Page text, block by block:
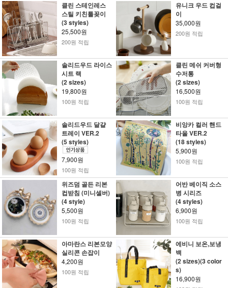
클린 스테인레스
스틸 키친툴꽂이
(3 styles)
25,500원
200원 적립
유니크 우드 컵걸
이
35,000원
200원 적립
솔리드우드 라이스
시트 랙
(2 sizes)
19,800원
100원 적립
클린 메쉬 커버형
수저통
(2 sizes)
16,500원
100원 적립
솔리드우드 달걀
트레이 VER.2
(5 styles)
7,900원
100원 적립
비앙카 컬러 핸드
타올 VER.2
(18 styles)
5,900원
100원 적립
위즈덤 골든 리본
컵받침 (미니셀버)
(4 style)
5,500원
100원 적립
어반 베이직 소스
병 시리즈
(4 styles)
6,900원
100원 적립
아마란스 리본모양
실리콘 손잡이
4,200원
100원 적립
에비니 보온,보냉
백
(2 sizes)(3 color
s)
16,900원